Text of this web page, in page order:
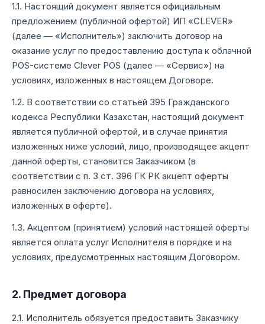
1.1. Настоящий документ является официальным
предложением (публичной офертой) ИП «CLEVER»
(далее — «Исполнитель») заключить договор на
оказание услуг по предоставлению доступа к облачной
POS-системе Clever POS (далее — «Сервис») на
условиях, изложенных в настоящем Договоре.
1.2. В соответствии со статьёй 395 Гражданского
кодекса Республики Казахстан, настоящий документ
является публичной офертой, и в случае принятия
изложенных ниже условий, лицо, производящее акцепт
данной оферты, становится Заказчиком (в
соответствии с п. 3 ст. 396 ГК РК акцепт оферты
равносилен заключению договора на условиях,
изложенных в оферте).
1.3. Акцептом (принятием) условий настоящей оферты
является оплата услуг Исполнителя в порядке и на
условиях, предусмотренных настоящим Договором.
2. Предмет договора
2.1. Исполнитель обязуется предоставить Заказчику